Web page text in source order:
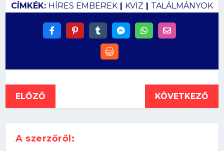
CÍMKÉK: HÍRES EMBEREK| KVIZ | TALÁLMÁNYOK
ELŐZŐ KÖVETKEZŐ
A szerzőről: